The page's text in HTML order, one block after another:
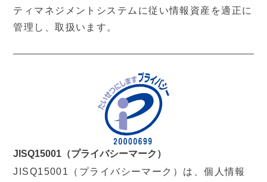
ティマネジメントシステムに従い情報資産を適正に
管理し、取扱います。
JISQ15001（プライバシーマーク）
JISQ15001（プライバシーマーク）は、個人情報